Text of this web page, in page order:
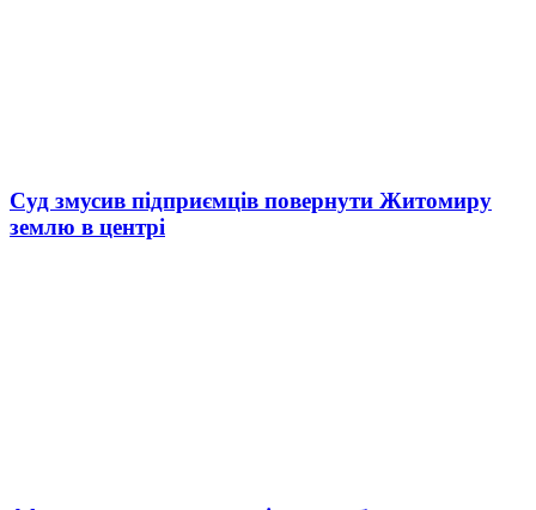
Суд змусив підприємців повернути Житомиру
землю в центрі